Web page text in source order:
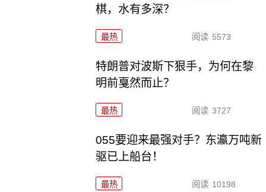
棋，水有多深？
最热 阅读 5573
特朗普对波斯下狠手，为何在黎
明前戛然而止？
最热 阅读 3727
055要迎来最强对手？东瀛万吨新
驱已上船台！
最热 阅读 10198